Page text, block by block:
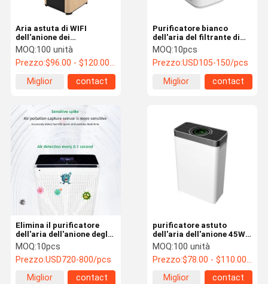
Aria astuta di WIFI
dell'anione dei
purificatori commerciali
dell'aria che sterilizza
per la casa
MOQ:100 unità
Prezzo:$96.00 - $120.00/Units
Miglior
contact
Purificatore bianco
dell'aria del filtrante di
luce UV Hepa dell'ABS del
purificatore dell'aria
dell'anione di colore
CADR 400m3/h
MOQ:10pcs
Prezzo:USD105-150/pcs
Miglior
contact
Elimina il purificatore
dell'aria dell'anione degli
agenti inquinanti di odori
per grande stanza
generatore del plasma da
5500 piedi quadrati
MOQ:10pcs
Prezzo:USD720-800/pcs
Miglior
contact
purificatore astuto
dell'aria dell'anione 45W
per le stanze medie 258
piedi quadrati con il
monitor di qualità
MOQ:100 unità
Prezzo:$78.00 - $110.00/Units
Miglior
contact